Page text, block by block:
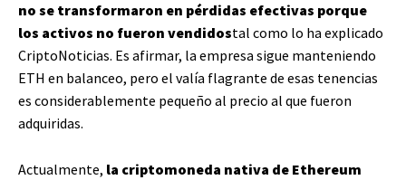
no se transformaron en pérdidas efectivas porque
los activos no fueron vendidostal como lo ha explicado
CriptoNoticias. Es afirmar, la empresa sigue manteniendo
ETH en balanceo, pero el valía flagrante de esas tenencias
es considerablemente pequeño al precio al que fueron
adquiridas.
Actualmente, la criptomoneda nativa de Ethereum